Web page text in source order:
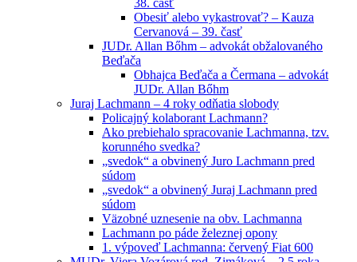
Obesiť alebo vykastrovať? – Kauza
Cervanová – 39. časť
JUDr. Allan Bőhm – advokát obžalovaného
Beďača
Obhajca Beďača a Čermana – advokát
JUDr. Allan Bőhm
Juraj Lachmann – 4 roky odňatia slobody
Policajný kolaborant Lachmann?
Ako prebiehalo spracovanie Lachmanna, tzv.
korunného svedka?
„svedok“ a obvinený Juro Lachmann pred
súdom
„svedok“ a obvinený Juraj Lachmann pred
súdom
Väzobné uznesenie na obv. Lachmanna
Lachmann po páde železnej opony
1. výpoveď Lachmanna: červený Fiat 600